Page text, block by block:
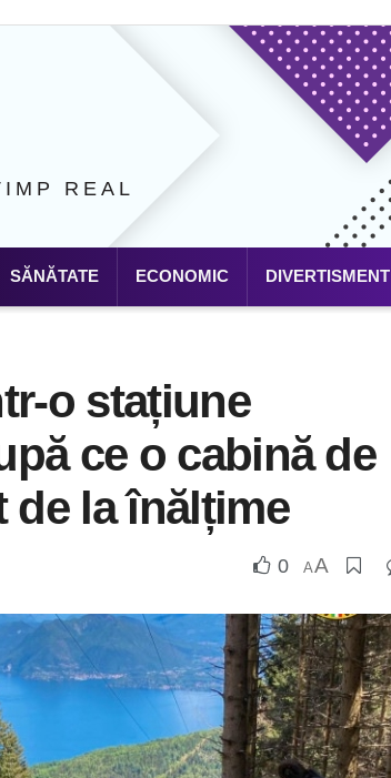
REAL
SĂNĂTATE ECONOMIC DIVERTISMENT
o stațiune
ce o cabină de
de la înălțime
0 AA